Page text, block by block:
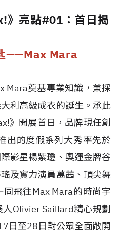
》亮點#01：首日揭
——Max Mara
Mara奠基專業知識，兼採
利高級成衣的誕生。承此
》開展首日，品牌現任創
出的度假系列大秀率先於
影星楊紫瓊、奧運金牌谷
及實力演員萬茜、頂尖舞
飛往Max Mara的時尚宇
Olivier Saillard精心規劃
日至28日對公眾全面敞開